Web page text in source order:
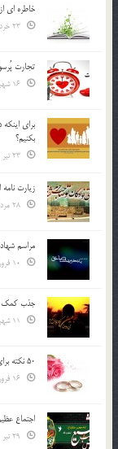
خاطره ای
تجارت
براي
بكنيم؟
زیارت
مراسم
جذب کمک
50 نکته برای ازدواج موفق
اجتماع